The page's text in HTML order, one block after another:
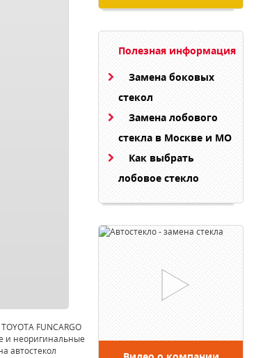
FUNCARGO
и неоригинальные
автостекол
Полезная информация
Замена боковых
стекол
Замена лобового
стекла в Москве и МО
Как выбрать
лобовое стекло